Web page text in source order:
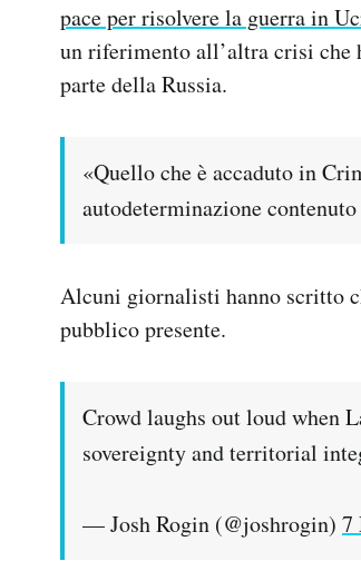
pace per risolvere la guerra in
un riferimento all’altra crisi che
parte della Russia.
«Quello che è accaduto in
autodeterminazione
Alcuni giornalisti hanno scritto
pubblico presente.
Crowd laughs out loud when
sovereignty and territorial
— Josh Rogin (@joshrogin) 7